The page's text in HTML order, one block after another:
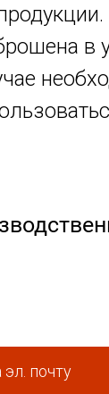
в
почту